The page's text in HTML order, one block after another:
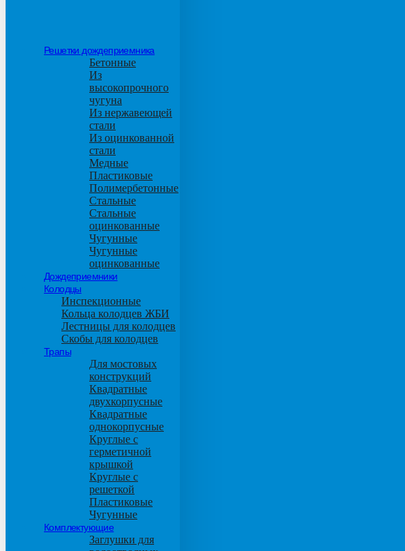
Решетки дождеприемника
Бетонные
Из
высокопрочного
чугуна
Из нержавеющей
стали
Из оцинкованной
стали
Медные
Пластиковые
Полимербетонные
Стальные
Стальные
оцинкованные
Чугунные
Чугунные
оцинкованные
Дождеприемники
Колодцы
Инспекционные
Кольца колодцев ЖБИ
Лестницы для колодцев
Скобы для колодцев
Трапы
Для мостовых
конструкций
Квадратные
двухкорпусные
Квадратные
однокорпусные
Круглые с
герметичной
крышкой
Круглые с
решеткой
Пластиковые
Чугунные
Комплектующие
Заглушки для